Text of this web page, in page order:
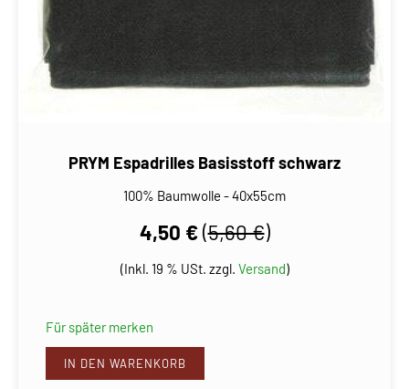
PRYM Espadrilles Basisstoff schwarz
100% Baumwolle - 40x55cm
4,50 €(5,60 €)
(Inkl. 19 % USt. zzgl. Versand)
Für später merken
IN DEN WARENKORB